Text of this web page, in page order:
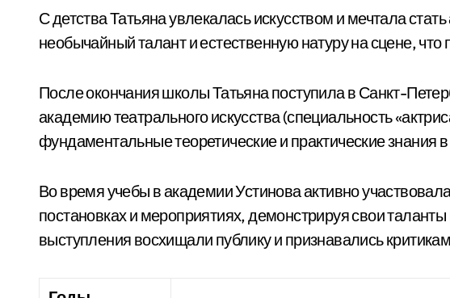
С детства Татьяна увлекалась искусством и мечтала
необычайный талант и естественную натуру на сцене,
После окончания школы Татьяна поступила в Санкт-
академию театрального искусства (специальность
фундаментальные теоретические и практические знания
Во время учебы в академии Устинова активно
постановках и мероприятиях, демонстрируя свои
выступления восхищали публику и признавались